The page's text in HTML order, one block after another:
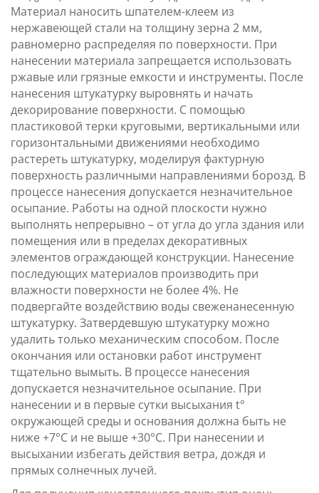
Материал наносить шпателем-клеем из
нержавеющей стали на толщину зерна 2 мм,
равномерно распределяя по поверхности. При
нанесении материала запрещается использовать
ржавые или грязные емкости и инструменты. После
нанесения штукатурку выровнять и начать
декорирование поверхности. С помощью
пластиковой терки круговыми, вертикальными или
горизонтальными движениями необходимо
растереть штукатурку, моделируя фактурную
поверхность различными направлениями борозд. В
процессе нанесения допускается незначительное
осыпание. Работы на одной плоскости нужно
выполнять непрерывно – от угла до угла здания или
помещения или в пределах декоративных
элементов ограждающей конструкции. Нанесение
последующих материалов производить при
влажности поверхности не более 4%. Не
подвергайте воздействию воды свеженанесенную
штукатурку. Затвердевшую штукатурку можно
удалить только механическим способом. После
окончания или остановки работ инструмент
тщательно вымыть. В процессе нанесения
допускается незначительное осыпание. При
нанесении и в первые сутки высыхания t°
окружающей среды и основания должна быть не
ниже +7°С и не выше +30°С. При нанесении и
высыхании избегать действия ветра, дождя и
прямых солнечных лучей.